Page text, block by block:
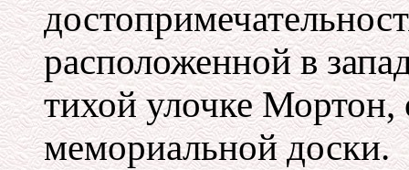
расположенной в
тихой улочке Мортон,
мемориальной доски.